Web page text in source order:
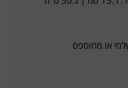
או מחוספס